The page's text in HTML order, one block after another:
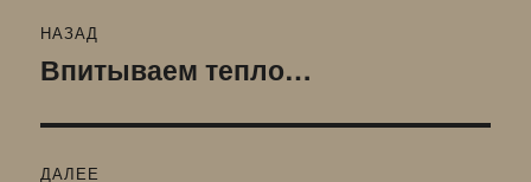
по
НАЗАД
Предыдущая
Впитываем тепло…
ДАЛЕЕ